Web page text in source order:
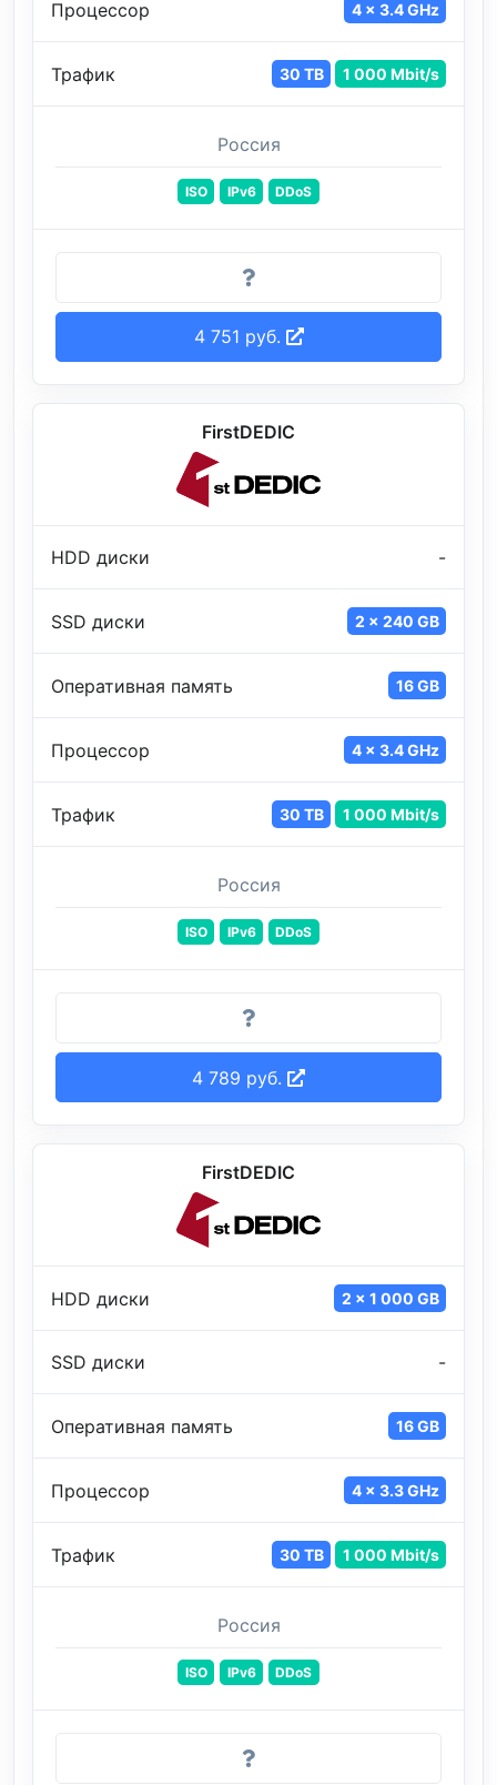
Процессор 4 x 3.4 GHz
Трафик 30 TB 1 000 Mbit/s
Россия
ISO IPv6 DDoS
4 751 руб.
FirstDEDIC
HDD диски -
SSD диски 2 x 240 GB
Оперативная память 16 GB
Процессор 4 x 3.4 GHz
Трафик 30 TB 1 000 Mbit/s
Россия
ISO IPv6 DDoS
4 789 руб.
FirstDEDIC
HDD диски 2 x 1 000 GB
SSD диски -
Оперативная память 16 GB
Процессор 4 x 3.3 GHz
Трафик 30 TB 1 000 Mbit/s
Россия
ISO IPv6 DDoS